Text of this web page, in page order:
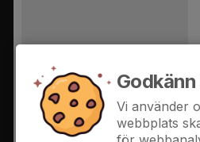
Vi använder
webbplats